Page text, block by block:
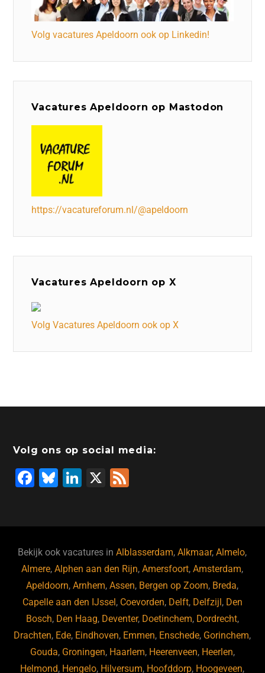
Volg vacatures Apeldoorn ook op Linkedin!
Vacatures Apeldoorn op Mastodon
https://vacatureforum.nl/@apeldoorn
Vacatures Apeldoorn op X
Volg Vacatures Apeldoorn ook op X
Volg ons op social media:
F
b
o
o
k
Bl
ky
Li
dI
n
X
Bekijk ook vacatures inAlblasserdam,Alkmaar,Almelo,
Almere,Alphen aan den Rijn,Amersfoort,Amsterdam,
Apeldoorn,Arnhem,Assen, Bergen op Zoom, Breda,
Capelle aan den IJssel, Coevorden, Delft, Delfzijl, Den
Bosch, Den Haag, Deventer, Doetinchem, Dordrecht,
Drachten, Ede, Eindhoven, Emmen, Enschede, Gorinchem,
Gouda, Groningen, Haarlem, Heerenveen, Heerlen,
Helmond, Hengelo, Hilversum, Hoofddorp, Hoogeveen,